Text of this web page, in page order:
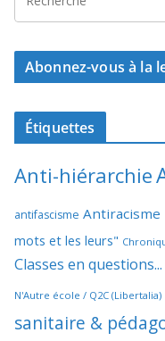
Abonnez-vous à la
Étiquettes
Anti-hiérarchie
antifascisme Antiracisme
mots et les leurs"
Classes en
N'Autre école / Q2C (Libertalia)
sanitaire &